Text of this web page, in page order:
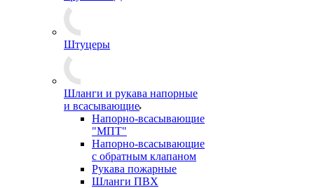
Штуцеры
Шланги и рукава напорные
и всасывающие
Напорно-всасывающие
"МПТ"
Напорно-всасывающие
с обратным клапаном
Рукава пожарные
Шланги ПВХ